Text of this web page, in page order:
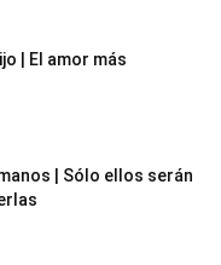
| El amor más
| Sólo ellos serán